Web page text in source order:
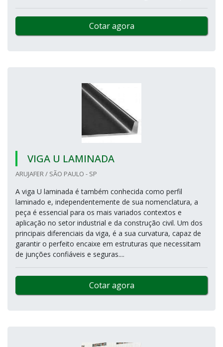
Cotar agora
VIGA U LAMINADA
ARUJAFER / SÃO PAULO - SP
A viga U laminada é também conhecida como perfil
laminado e, independentemente de sua nomenclatura, a
peça é essencial para os mais variados contextos e
aplicação no setor industrial e da construção civil. Um dos
principais diferenciais da viga, é a sua curvatura, capaz de
garantir o perfeito encaixe em estruturas que necessitam
de junções confiáveis e seguras....
Cotar agora